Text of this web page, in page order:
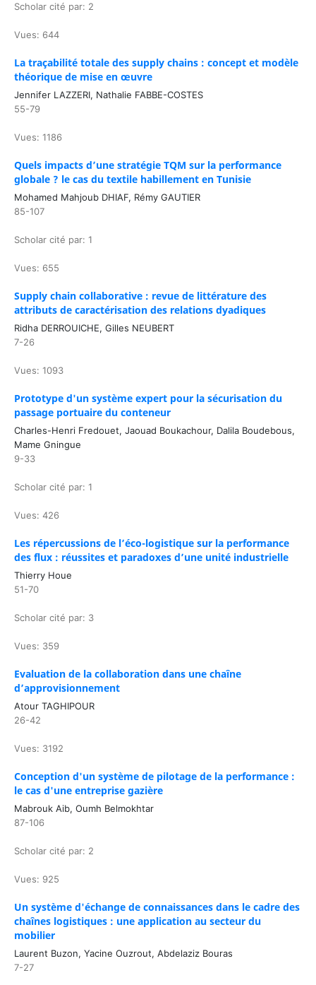
Scholar cité par: 2
Vues: 644
La traçabilité totale des supply chains : concept et modèle
théorique de mise en œuvre
Jennifer LAZZERI, Nathalie FABBE-COSTES
55-79
Vues: 1186
Quels impacts d’une stratégie TQM sur la performance
globale ? le cas du textile habillement en Tunisie
Mohamed Mahjoub DHIAF, Rémy GAUTIER
85-107
Scholar cité par: 1
Vues: 655
Supply chain collaborative : revue de littérature des
attributs de caractérisation des relations dyadiques
Ridha DERROUICHE, Gilles NEUBERT
7-26
Vues: 1093
Prototype d'un système expert pour la sécurisation du
passage portuaire du conteneur
Charles-Henri Fredouet, Jaouad Boukachour, Dalila Boudebous,
Mame Gningue
9-33
Scholar cité par: 1
Vues: 426
Les répercussions de l’éco-logistique sur la performance
des flux : réussites et paradoxes d’une unité industrielle
Thierry Houe
51-70
Scholar cité par: 3
Vues: 359
Evaluation de la collaboration dans une chaîne
d’approvisionnement
Atour TAGHIPOUR
26-42
Vues: 3192
Conception d'un système de pilotage de la performance :
le cas d'une entreprise gazière
Mabrouk Aib, Oumh Belmokhtar
87-106
Scholar cité par: 2
Vues: 925
Un système d'échange de connaissances dans le cadre des
chaînes logistiques : une application au secteur du
mobilier
Laurent Buzon, Yacine Ouzrout, Abdelaziz Bouras
7-27